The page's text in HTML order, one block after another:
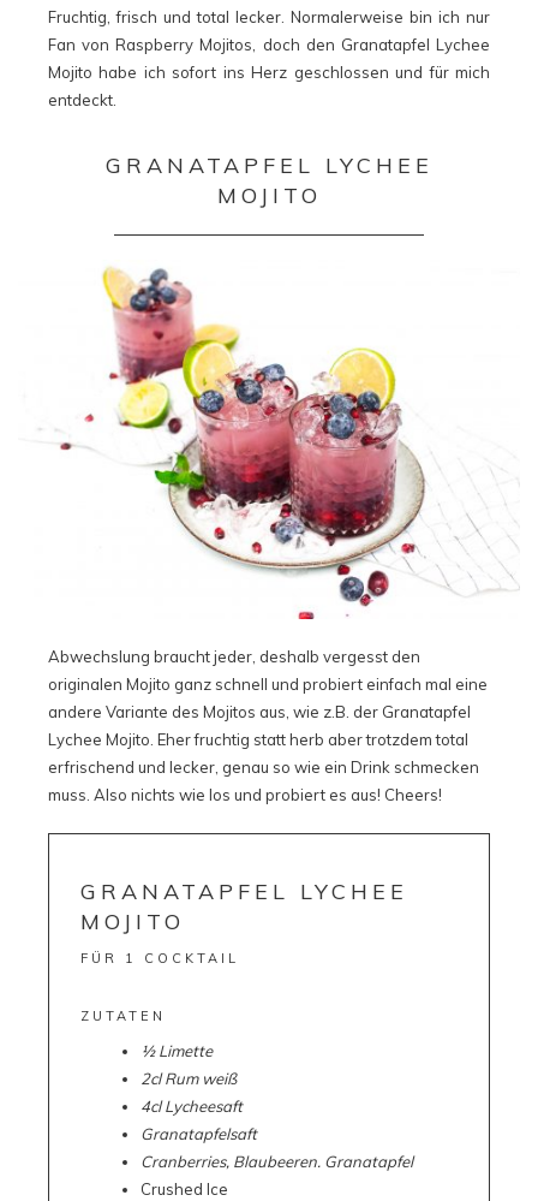
Fruchtig, frisch und total lecker. Normalerweise bin ich nur
Fan von Raspberry Mojitos, doch den Granatapfel Lychee
Mojito habe ich sofort ins Herz geschlossen und für mich
entdeckt.
GRANATAPFEL LYCHEE
MOJITO
Abwechslung braucht jeder, deshalb vergesst den
originalen Mojito ganz schnell und probiert einfach mal eine
andere Variante des Mojitos aus, wie z.B. der Granatapfel
Lychee Mojito. Eher fruchtig statt herb aber trotzdem total
erfrischend und lecker, genau so wie ein Drink schmecken
muss. Also nichts wie los und probiert es aus! Cheers!
GRANATAPFEL LYCHEE
MOJITO
FÜR 1 COCKTAIL
ZUTATEN
½ Limette
2cl Rum weiß
4cl Lycheesaft
Granatapfelsaft
Cranberries, Blaubeeren. Granatapfel
Crushed Ice